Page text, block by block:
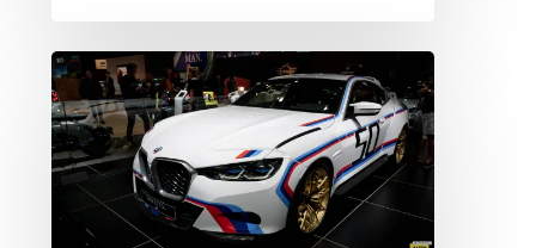
Live
Bruxelles
2023 :
BMW